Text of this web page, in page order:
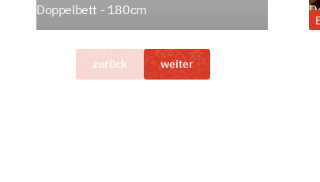
Doppelbett - 180cm
zurück weiter